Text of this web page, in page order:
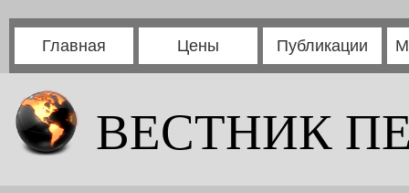
Главная Цены Публикации
ВЕСТНИК